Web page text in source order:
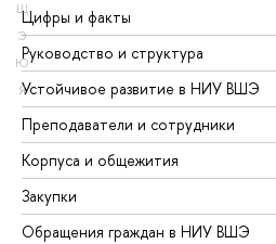
Щ
Э
Ю
Я
Цифры и факты
Руководство и структура
Устойчивое развитие в НИУ ВШЭ
Преподаватели и сотрудники
Корпуса и общежития
Закупки
Обращения граждан в НИУ ВШЭ